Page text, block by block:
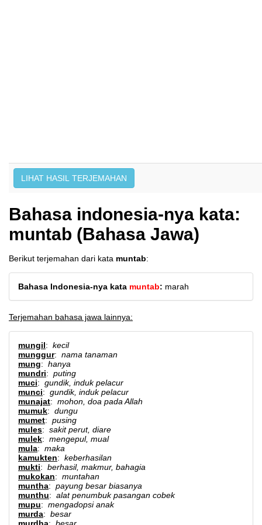
Bahasa indonesia-nya kata:
muntab (Bahasa Jawa)
Berikut terjemahan dari kata muntab:
Bahasa Indonesia-nya kata muntab: marah
Terjemahan bahasa jawa lainnya:
mungil: kecil
munggur: nama tanaman
mung: hanya
mundri: puting
muci: gundik, induk pelacur
munci: gundik, induk pelacur
munajat: mohon, doa pada Allah
mumuk: dungu
mumet: pusing
mules: sakit perut, diare
mulek: mengepul, mual
mula: maka
kamukten: keberhasilan
mukti: berhasil, makmur, bahagia
mukokan: muntahan
muntha: payung besar biasanya
munthu: alat penumbuk pasangan cobek
mupu: mengadopsi anak
murda: besar